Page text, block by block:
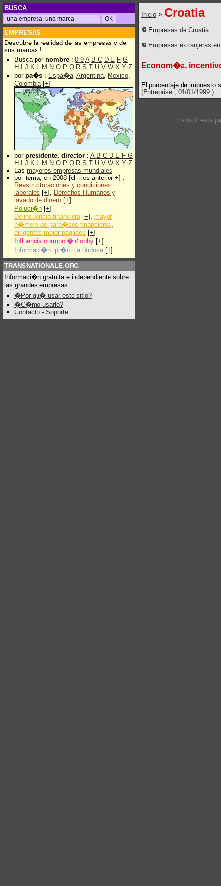
BUSCA
EMPRESAS
Descubre la realidad de las empresas y de
sus marcas !
Busca por nombre : 0-9 A B C D E F G
H
J K L M N O P Q R S T U V W X Y Z
por pa�s : Espa�a, Argentina, Mexico,
Colombia[+]
por presidente, director : A B C D E F G
H
J K L M N O P Q R S T U V W X Y Z
Las mayores empresas mundiales
por tema, en 2008 [el mes anterior +] :
Reestructuraciones y condiciones
laborales [+], Derechos Humanos y
lavado de dinero [+]
Poluci�n [+]
Delincuencia financiera[+], mayor
n�mero de para�sos financieros,
dirigentes mejor pagados [+]
Influencia:corrupci�n/lobby [+]
Informaci�n: pr�ctica dudosa [+]
TRANSNATIONALE.ORG
Informaci�n gratuita e independiente sobre
las grandes empresas.
�Por qu� usar este sitio?
�C�mo usarlo?
Contacto - Soporte
Inicio > Croatia
Empresas de Croatia
Empresas extranjeras
Econom�a,
El porcentaje de impuesto
(Entreprise , 01/01/1999 )
traducir esta